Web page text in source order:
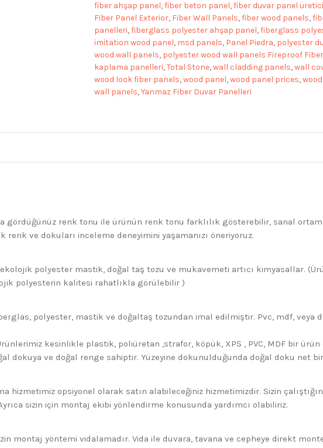
fiber ahşap panel,fiber beton panel,fiber duvar panel
Fiber Panel Exterior, Fiber Wall Panels,fiber wood panels,
panelleri,fiberglass polyester ahşap panel,fiberglass
imitation wood panel, msd panels, Panel Piedra, polyester
wood wall panels, polyester wood wall panels Fireproof
kaplama panelleri,Total Stone,wall cladding panels,wall
wood look fiber panels,wood panel,wood panel prices,
wall panels,Yanmaz Fiber Duvar Panelleri
gördüğünüz renk tonu ile ürünün renk tonu farklılık gösterebilir, sanal
ve dokuları inceleme deneyimini yaşamanızı öneriyoruz.
polyester mastik, doğal taş tozu ve mukavemeti artıcı kimyasallar.
polyesterin kalitesi rahatlıkla görülebilir )
polyester, mastik ve doğaltaş tozundan imal edilmiştir. Pvc, mdf, veya
kesinlikle plastik, poliüretan ,strafor, köpük, XPS , PVC, MDF bir ürün
dokuya ve doğal renge sahiptir. Yüzeyine dokunulduğunda doğal doku net
hizmetimiz opsiyonel olarak satın alabileceğiniz hizmetimizdir. Sizin
sizin için montaj ekibi yönlendirme konusunda yardımcı olabiliriz.
montaj yöntemi vidalamadır. Vida ile duvara, tavana ve cepheye direkt